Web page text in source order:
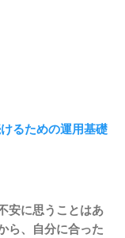
るための運用基礎
安に思うことはあ
ら、自分に合った